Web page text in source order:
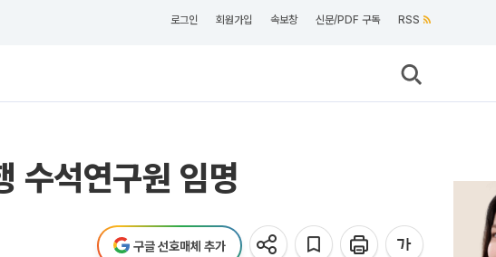
로그인 회원가입 속보창 신문/PDF 구독 RSS
수석연구원 임명
구글 선호매체 추가